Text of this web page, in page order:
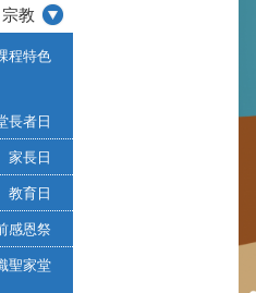
宗教
程特色
長者日
家長日
教育日
感恩祭
聖家堂